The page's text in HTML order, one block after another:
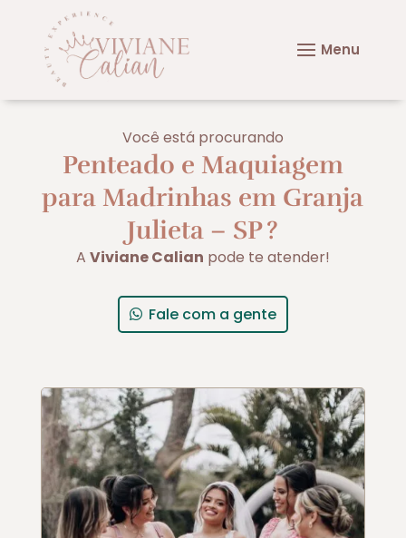
Você está procurando
Penteado e Maquiagem
para Madrinhas em Granja
Julieta – SP?
A Viviane Calian pode te atender!
Fale com a gente